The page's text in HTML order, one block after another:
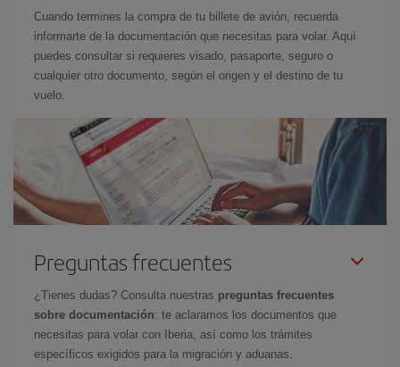
Cuando termines la compra de tu billete de avión, recuerda
informarte de la documentación que necesitas para volar. Aquí
puedes consultar si requieres visado, pasaporte, seguro o
cualquier otro documento, según el origen y el destino de tu
vuelo.
Preguntas frecuentes
¿Tienes dudas? Consulta nuestras preguntas frecuentes
sobre documentación: te aclaramos los documentos que
necesitas para volar con Iberia, así como los trámites
específicos exigidos para la migración y aduanas.